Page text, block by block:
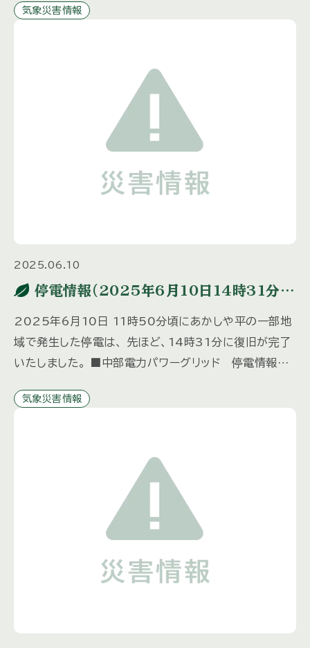
気象災害情報
2025.06.10
停電情報（2025年6月10日14時31分復
2025年6月10日 11時50分頃にあかしや平の一部地
域で発生した停電は、 先ほど、14時31分に復旧が完了
いたしました。 ■中部電力パワーグリッド 停電情報■
気象災害情報